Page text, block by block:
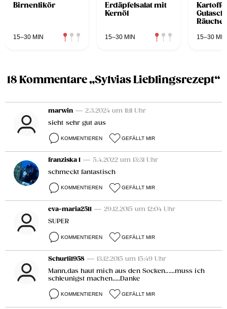
Birnenlikör
15–30 MIN
Erdäpfelsalat mit
Kernöl
15–30 MIN 15–30 MIN
18 Kommentare „Sylvias Lieblingsrezept“
marwin — 2.3.2024 um 11:11 Uhr
sieht sehr gut aus
KOMMENTIEREN GEFÄLLT MIR
franziska 1 — 5.4.2022 um 13:31 Uhr
schmeckt fantastisch
KOMMENTIEREN GEFÄLLT MIR
eva-maria2511 — 29.12.2015 um 12:04 Uhr
SUPER
KOMMENTIEREN GEFÄLLT MIR
Schurli1958 — 13.12.2015 um 15:49 Uhr
Mann,das haut mich aus den Socken......muss ich
schleunigst machen.....Danke
KOMMENTIEREN GEFÄLLT MIR